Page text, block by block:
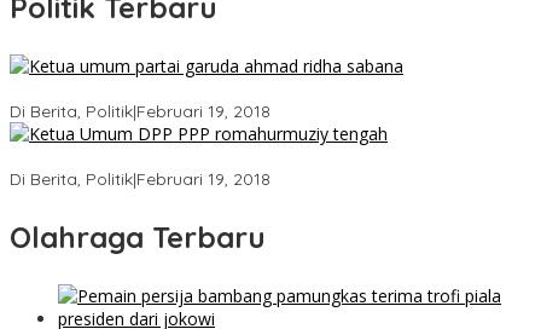
Politik Terbaru
Di Berita, Politik|Februari 19, 2018
Di Berita, Politik|Februari 19, 2018
Olahraga Terbaru